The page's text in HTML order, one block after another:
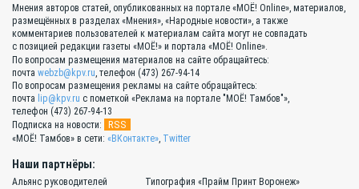
Мнения авторов статей, опубликованных на портале «МОЁ! Online», материалов,
размещённых в разделах «Мнения», «Народные новости», а также
комментариев пользователей к материалам сайта могут не совпадать
с позицией редакции газеты «МОЁ!» и портала «МОЁ! Online».
По вопросам размещения материалов на сайте обращайтесь:
почта webzb@kpv.ru, телефон (473) 267-94-14
По вопросам размещения рекламы на сайте обращайтесь:
почта lip@kpv.ru с пометкой «Реклама на портале "МОЁ! Тамбов"»,
телефон (473) 267-94-13
Подписка на новости:
RSS
«МОЁ! Тамбов» в сети: «ВКонтакте», Twitter
Наши партнёры:
Альянс руководителей
Типография «Прайм Принт Воронеж»